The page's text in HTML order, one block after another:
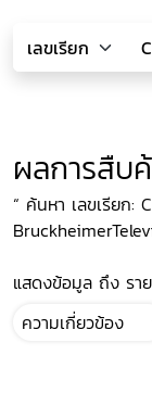
ผลการสืบ
“ ค้นหา เลขเรียก:
แสดงข้อมูล ถึง รา